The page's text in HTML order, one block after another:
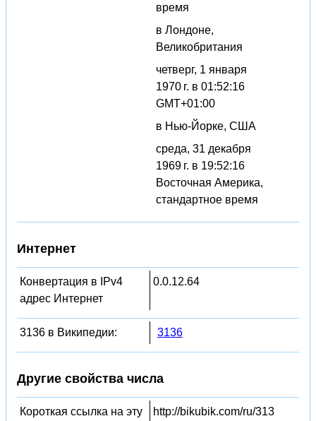
время
в Лондоне,
Великобритания
четверг, 1 января
1970 г. в 01:52:16
GMT+01:00
в Нью-Йорке, США
среда, 31 декабря
1969 г. в 19:52:16
Восточная Америка,
стандартное время
Интернет
Конвертация в IPv4
адрес Интернет
0.0.12.64
3136 в Википедии: 3136
Другие свойства числа
Короткая ссылка на эту
http://bikubik.com/ru/313